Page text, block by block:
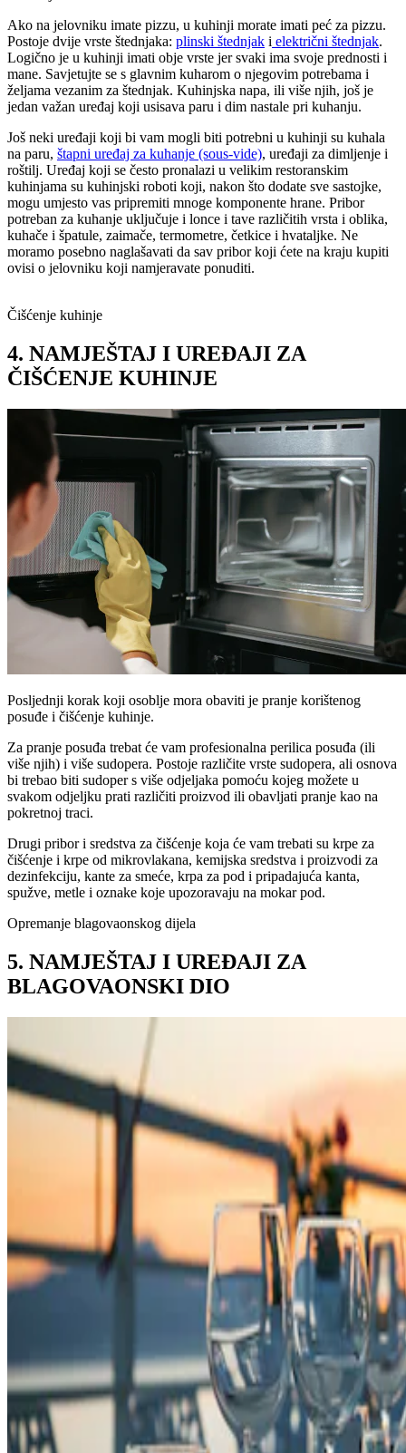
Ako na jelovniku imate pizzu, u kuhinji morate imati peć za pizzu.
Postoje dvije vrste štednjaka: plinski štednjak i električni štednjak.
Logično je u kuhinji imati obje vrste jer svaki ima svoje prednosti i
mane. Savjetujte se s glavnim kuharom o njegovim potrebama i
željama vezanim za štednjak. Kuhinjska napa, ili više njih, još je
jedan važan uređaj koji usisava paru i dim nastale pri kuhanju.
Još neki uređaji koji bi vam mogli biti potrebni u kuhinji su kuhala
na paru, štapni uređaj za kuhanje (sous-vide), uređaji za dimljenje i
roštilj. Uređaj koji se često pronalazi u velikim restoranskim
kuhinjama su kuhinjski roboti koji, nakon što dodate sve sastojke,
mogu umjesto vas pripremiti mnoge komponente hrane. Pribor
potreban za kuhanje uključuje i lonce i tave različitih vrsta i oblika,
kuhače i špatule, zaimače, termometre, četkice i hvataljke. Ne
moramo posebno naglašavati da sav pribor koji ćete na kraju kupiti
ovisi o jelovniku koji namjeravate ponuditi.
Čišćenje kuhinje
4. NAMJEŠTAJ I UREĐAJI ZA
ČIŠĆENJE KUHINJE
Posljednji korak koji osoblje mora obaviti je pranje korištenog
posuđe i čišćenje kuhinje.
Za pranje posuđa trebat će vam profesionalna perilica posuđa (ili
više njih) i više sudopera. Postoje različite vrste sudopera, ali osnova
bi trebao biti sudoper s više odjeljaka pomoću kojeg možete u
svakom odjeljku prati različiti proizvod ili obavljati pranje kao na
pokretnoj traci.
Drugi pribor i sredstva za čišćenje koja će vam trebati su krpe za
čišćenje i krpe od mikrovlakana, kemijska sredstva i proizvodi za
dezinfekciju, kante za smeće, krpa za pod i pripadajuća kanta,
spužve, metle i oznake koje upozoravaju na mokar pod.
Opremanje blagovaonskog dijela
5. NAMJEŠTAJ I UREĐAJI ZA
BLAGOVAONSKI DIO